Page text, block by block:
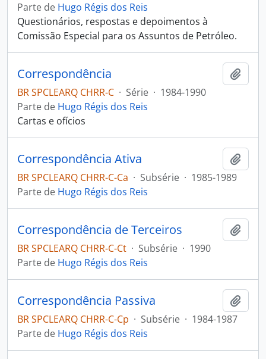
Parte de Hugo Régis dos Reis
Questionários, respostas e depoimentos à
Comissão Especial para os Assuntos de Petróleo.
Correspondência
BR SPCLEARQ CHRR-C · Série · 1984-1990
Parte de Hugo Régis dos Reis
Cartas e ofícios
Correspondência Ativa
BR SPCLEARQ CHRR-C-Ca · Subsérie · 1985-1989
Parte de Hugo Régis dos Reis
Correspondência de Terceiros
BR SPCLEARQ CHRR-C-Ct · Subsérie · 1990
Parte de Hugo Régis dos Reis
Correspondência Passiva
BR SPCLEARQ CHRR-C-Cp · Subsérie · 1984-1987
Parte de Hugo Régis dos Reis